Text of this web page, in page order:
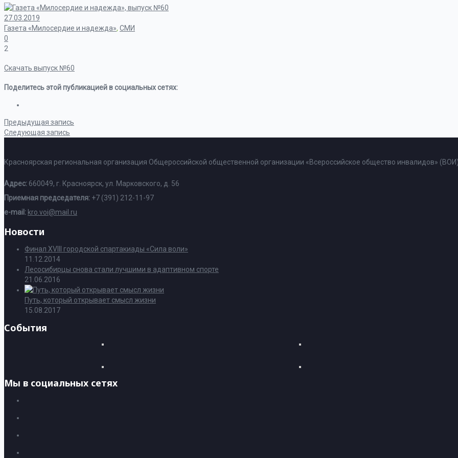
27.03.2019
Газета «Милосердие и надежда», СМИ
0
2
Скачать выпуск №60
Поделитесь этой публикацией в социальных сетях:
Предыдущая запись
Следующая запись
Красноярская региональная организация Общероссийской общественной организации «Всероссийское общество инвалидов»
Адрес: 660049, г. Красноярск, ул. Марковского, д. 56
Приемная председателя: +7 (391) 212-11-97
e-mail: kro.voi@mail.ru
Новости
Финал XVIII городской спартакиады «Сила воли»
11.12.2014
Лесосибирцы снова стали лучшими в адаптивном спорте
21.06.2016
Путь, который открывает смысл жизни
15.08.2017
События
Мы в социальных сетях